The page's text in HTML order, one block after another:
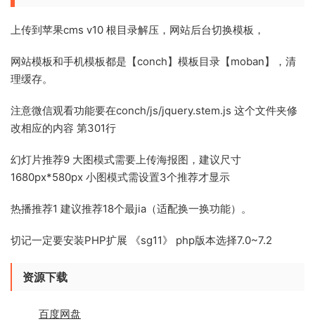
上传到苹果cms v10 根目录解压，网站后台切换模板，
网站模板和手机模板都是【conch】模板目录【moban】，清
理缓存。
注意微信观看功能要在conch/js/jquery.stem.js 这个文件夹修
改相应的内容 第301行
幻灯片推荐9 大图模式需要上传海报图，建议尺寸
1680px*580px 小图模式需设置3个推荐才显示
热播推荐1 建议推荐18个最jia（适配换一换功能）。
切记一定要安装PHP扩展 《sg11》 php版本选择7.0~7.2
资源下载
百度网盘